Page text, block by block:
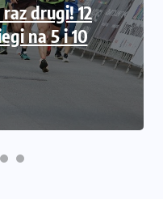
drugi! 12
na 5 i 10